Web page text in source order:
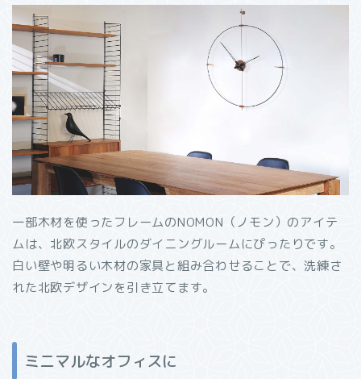
一部木材を使ったフレームのNOMON（ノモン）のアイテ
ムは、北欧スタイルのダイニングルームにぴったりです。
白い壁や明るい木材の家具と組み合わせることで、洗練さ
れた北欧デザインを引き立てます。
ミニマルなオフィスに